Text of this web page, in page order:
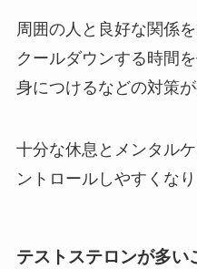
周囲の人と良好な関係
クールダウンする時間
身につけるなどの対策が
十分な休息とメンタル
ントロールしやすくなり
テストステロンが多い